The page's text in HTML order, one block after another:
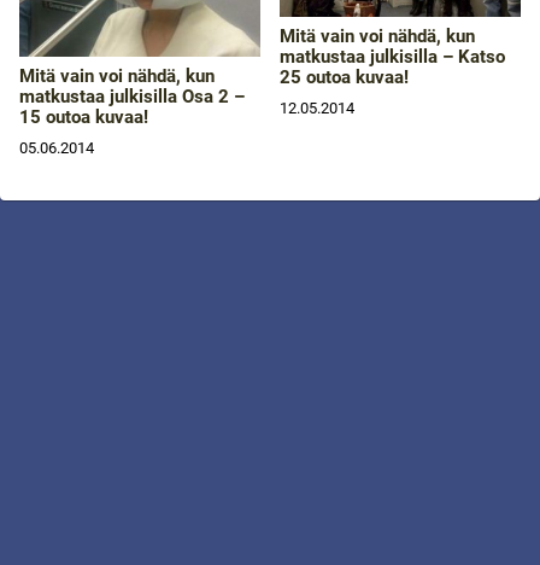
Mitä vain voi nähdä, kun
matkustaa julkisilla Osa 2 –
15 outoa kuvaa!
05.06.2014
Mitä vain voi nähdä, kun
matkustaa julkisilla – Katso
25 outoa kuvaa!
12.05.2014